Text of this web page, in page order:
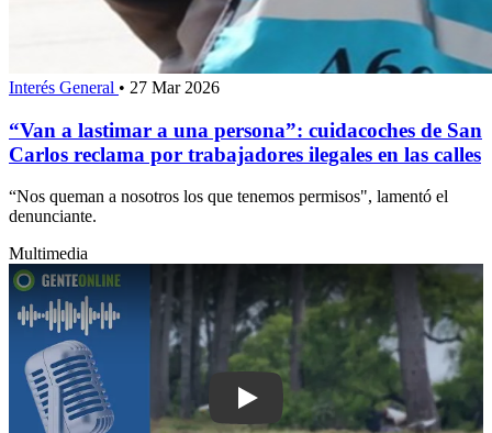
Interés General • 27 Mar 2026
“Van a lastimar a una persona”: cuidacoches de San
Carlos reclama por trabajadores ilegales en las calles
“Nos queman a nosotros los que tenemos permisos", lamentó el
denunciante.
Multimedia
Play: Municipio de Maldonado